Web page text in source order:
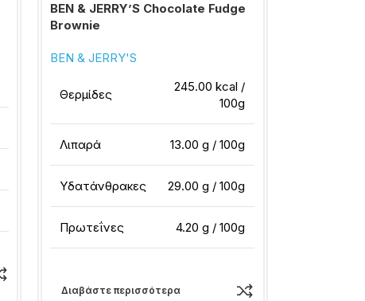
BEN & JERRY’S Chocolate Fudge
Brownie
BEN & JERRY'S
Θερμίδες
245.00 kcal /
100g
Λιπαρά 13.00 g / 100g
Υδατάνθρακες 29.00 g / 100g
Πρωτεΐνες 4.20 g / 100g
Διαβάστε περισσότερα